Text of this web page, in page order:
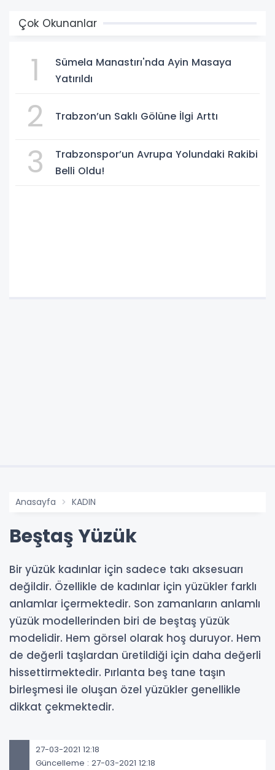
Çok Okunanlar
1
Sümela Manastırı'nda Ayin Masaya
Yatırıldı
2 Trabzon’un Saklı Gölüne İlgi Arttı
3
Trabzonspor’un Avrupa Yolundaki Rakibi
Belli Oldu!
Anasayfa KADIN
Beştaş Yüzük
Bir yüzük kadınlar için sadece takı aksesuarı
değildir. Özellikle de kadınlar için yüzükler farklı
anlamlar içermektedir. Son zamanların anlamlı
yüzük modellerinden biri de beştaş yüzük
modelidir. Hem görsel olarak hoş duruyor. Hem
de değerli taşlardan üretildiği için daha değerli
hissettirmektedir. Pırlanta beş tane taşın
birleşmesi ile oluşan özel yüzükler genellikle
dikkat çekmektedir.
27-03-2021 12:18
Güncelleme : 27-03-2021 12:18